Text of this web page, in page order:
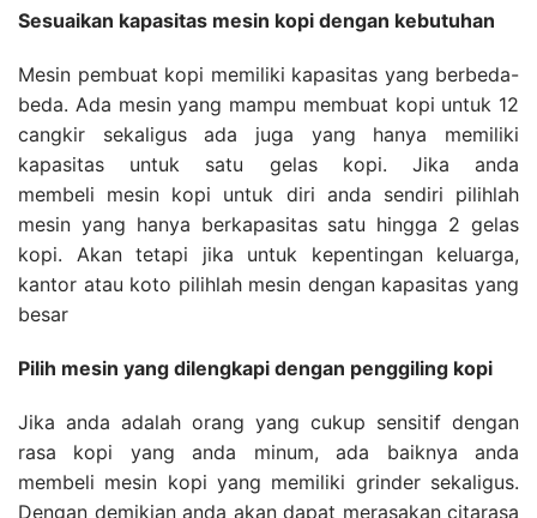
Sesuaikan kapasitas mesin kopi dengan kebutuhan
Mesin pembuat kopi memiliki kapasitas yang berbeda-
beda. Ada mesin yang mampu membuat kopi untuk 12
cangkir sekaligus ada juga yang hanya memiliki
kapasitas untuk satu gelas kopi. Jika anda
membeli mesin kopi untuk diri anda sendiri pilihlah
mesin yang hanya berkapasitas satu hingga 2 gelas
kopi. Akan tetapi jika untuk kepentingan keluarga,
kantor atau koto pilihlah mesin dengan kapasitas yang
besar
Pilih mesin yang dilengkapi dengan penggiling kopi
Jika anda adalah orang yang cukup sensitif dengan
rasa kopi yang anda minum, ada baiknya anda
membeli mesin kopi yang memiliki grinder sekaligus.
Dengan demikian anda akan dapat merasakan citarasa